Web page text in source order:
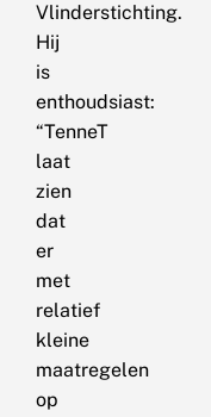
Vlinderstichting.
Hij
is
enthoudsiast:
“TenneT
laat
zien
dat
er
met
relatief
kleine
maatregelen
op